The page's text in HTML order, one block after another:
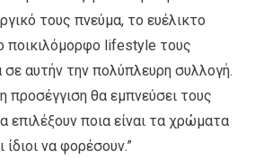
τους πνεύμα, το ευέλικτο
ποικιλόμορφο lifestyle τους
σε αυτήν την πολύπλευρη συλλογή.
προσέγγιση θα εμπνεύσει τους
επιλέξουν ποια είναι τα χρώματα
να φορέσουν.”